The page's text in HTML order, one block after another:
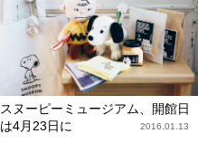
スヌーピーミュージアム、開館日
は4月23日に
2016.01.13